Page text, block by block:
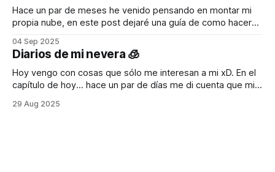
Hace un par de meses he venido pensando en montar mi
propia nube, en este post dejaré una guía de como hacer
directorio donde se almacenará la información de los
volúmenes, la idea es que dentro de este directorio este
todo lo
04 Sep 2025
Diarios de mi nevera 🧊
Hoy vengo con cosas que sólo me interesan a mi xD. En el
capítulo de hoy... hace un par de días me di cuenta que mi
compartimiento superior del refrigerador estaba
29 Aug 2025